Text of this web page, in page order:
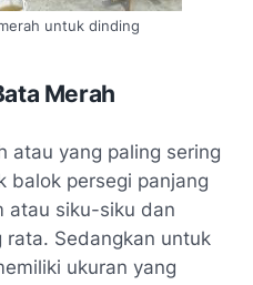
untuk dinding
Merah
atau yang paling sering
balok persegi panjang
atau siku-siku dan
rata. Sedangkan untuk
ukuran yang